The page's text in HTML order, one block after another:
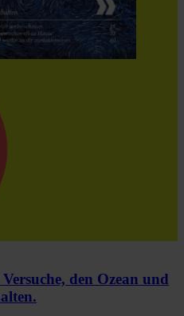
den Ozean und